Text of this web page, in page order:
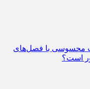
محسوسی با فصل‌های
است؟